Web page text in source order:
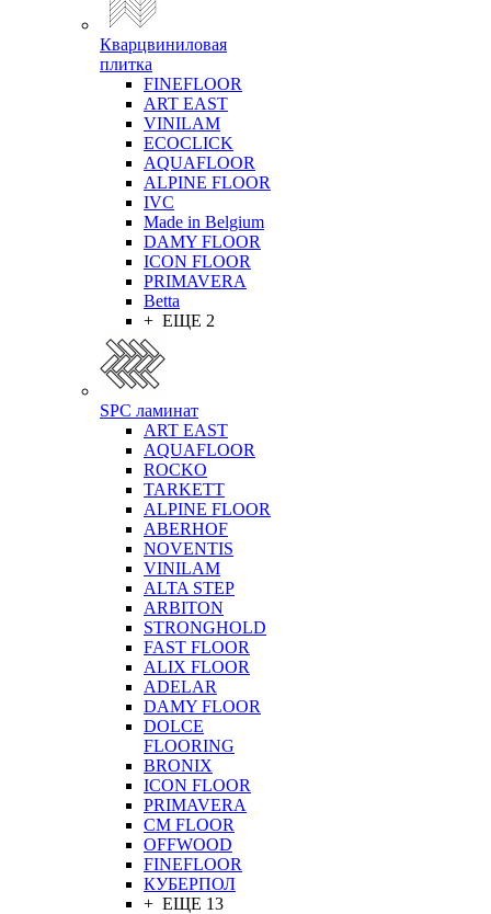
Кварцвиниловая
плитка
FINEFLOOR
ART EAST
VINILAM
ECOCLICK
AQUAFLOOR
ALPINE FLOOR
IVC
Made in Belgium
DAMY FLOOR
ICON FLOOR
PRIMAVERA
Betta
+ ЕЩЕ 2
SPC ламинат
ART EAST
AQUAFLOOR
ROCKO
TARKETT
ALPINE FLOOR
ABERHOF
NOVENTIS
VINILAM
ALTA STEP
ARBITON
STRONGHOLD
FAST FLOOR
ALIX FLOOR
ADELAR
DAMY FLOOR
DOLCE
FLOORING
BRONIX
ICON FLOOR
PRIMAVERA
CM FLOOR
OFFWOOD
FINEFLOOR
КУБЕРПОЛ
+ ЕЩЕ 13